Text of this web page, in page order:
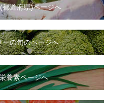
都道府県)ページへ
ーの旬のページへ
養素ページへ